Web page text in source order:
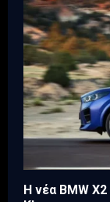
Η νέα BMW